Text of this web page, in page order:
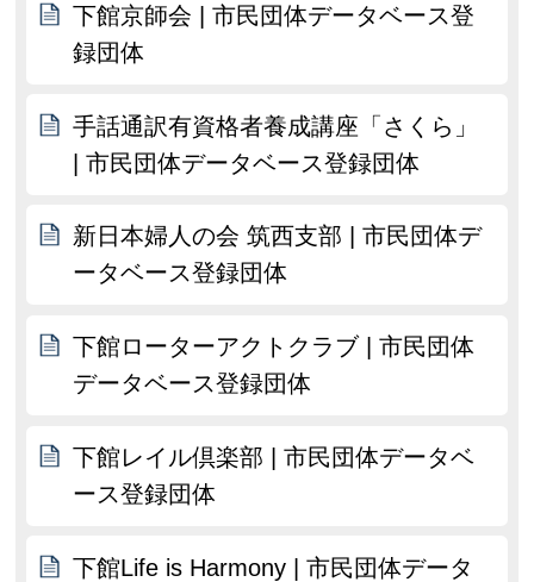
下館京師会 | 市民団体データベース登
録団体
手話通訳有資格者養成講座「さくら」
| 市民団体データベース登録団体
新日本婦人の会 筑西支部 | 市民団体デ
ータベース登録団体
下館ローターアクトクラブ | 市民団体
データベース登録団体
下館レイル倶楽部 | 市民団体データベ
ース登録団体
下館Life is Harmony | 市民団体データ